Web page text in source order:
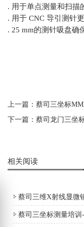
. 用于单点测量和扫描
. 用于 CNC 导引测针
. 25 mm的测针吸盘确
上一篇： 蔡司三坐标
下一篇： 蔡司龙门三坐
相关阅读
蔡司三维X射线显微
蔡司三坐标测量培